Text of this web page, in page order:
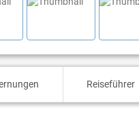
Reiseführer